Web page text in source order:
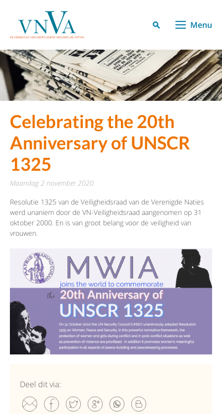
Menu
Celebrating the 20th
Anniversary of UNSCR
1325
maandag 2 november 2020
Resolutie 1325 van de Veiligheidsraad van de Verenigde Naties
werd unaniem door de VN-Veiligheidsraad aangenomen op 31
oktober 2000. En is van groot belang voor de veiligheid van
vrouwen.
Deel dit via: